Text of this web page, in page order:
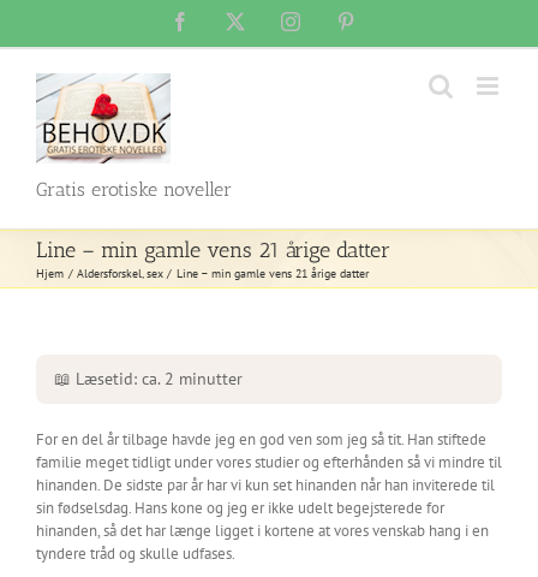
content
Facebook Instagram
Gratis erotiske noveller
Line – min gamle vens 21 årige datter
Hjem Aldersforskel sex Line – min gamle vens 21 årige datter
📖 Læsetid: ca. 2 minutter
For en del år tilbage havde jeg en god ven som jeg så tit. Han stiftede
familie meget tidligt under vores studier og efterhånden så vi mindre til
hinanden. De sidste par år har vi kun set hinanden når han inviterede til
sin fødselsdag. Hans kone og jeg er ikke udelt begejsterede for
hinanden, så det har længe ligget i kortene at vores venskab hang i en
tyndere tråd og skulle udfases.